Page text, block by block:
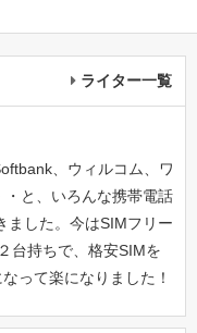
ライター一覧
、ウィルコム、ワ
と、いろんな携帯電話
ました。今はSIMフリー
台持ちで、格安SIMを
って楽になりました！